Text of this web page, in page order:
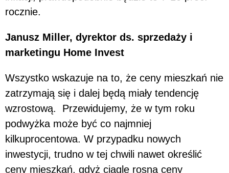
rocznie.
Janusz Miller, dyrektor ds. sprzedaży i
marketingu Home Invest
Wszystko wskazuje na to, że ceny mieszkań nie
zatrzymają się i dalej będą miały tendencję
wzrostową. Przewidujemy, że w tym roku
podwyżka może być co najmniej
kilkuprocentowa. W przypadku nowych
inwestycji, trudno w tej chwili nawet określić
ceny mieszkań, gdyż ciągle rosną ceny